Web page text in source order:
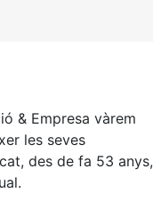
& Empresa vàrem
les seves
des de fa 53 anys,